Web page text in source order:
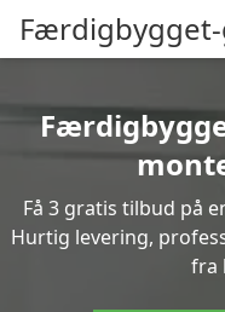
Få 3 gratis tilbud på
Hurtig levering,
fra